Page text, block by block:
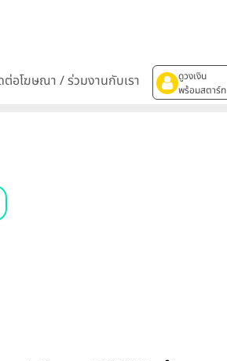
อโฆษณา / ร่วมงานกับเรา
ดูวงเงิน
พร้อมสตาร์ท